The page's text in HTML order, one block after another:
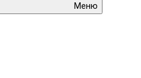
Меню